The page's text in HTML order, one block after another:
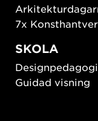
7x
SKOLA
Guidad visning